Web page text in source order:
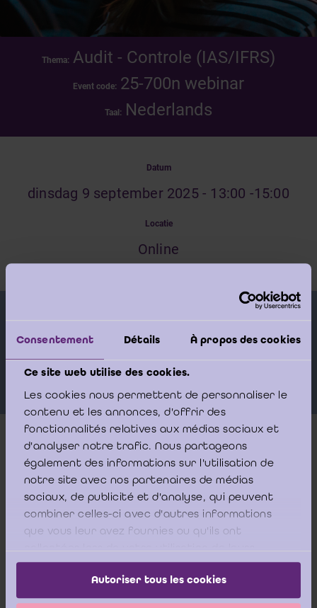
Consentement Détails À propos des cookies
Ce site web utilise des cookies.
Les cookies nous permettent de personnaliser le
contenu et les annonces, d'offrir des
fonctionnalités relatives aux médias sociaux et
d'analyser notre trafic. Nous partageons
également des informations sur l'utilisation de
notre site avec nos partenaires de médias
sociaux, de publicité et d'analyse, qui peuvent
combiner celles-ci avec d'autres informations
que vous leur avez fournies ou qu'ils ont
services.
Autoriser tous les cookies
Thema: Audit - Controle (IAS/IFRS)
Event code: 25-700n webinar
Taal: Nederlands
Datum
dinsdag 9 september 2025 - 13:00 -15:00
Locatie
Online
VAN HAVERMAET Tom
Meer info
Dit webinar legt kort uit wat de IFRS-normen zijn en in
welke gevallen u de IFRS-normen in België kunt of moet
verschillen tussen de Belgische boekhoudnormen (Belgian
GAAP) en de IFRS-normen. Daarnaast onderzoeken we ook
de verschillende componenten van de IFRS-jaarrekening en